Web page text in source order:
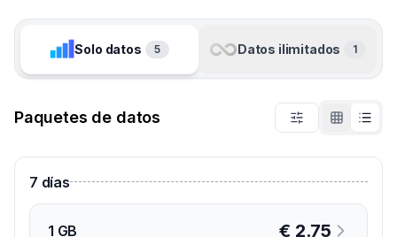
Solo datos 5 Datos ilimitados 1
Paquetes de datos
7 días
1 GB € 2.75